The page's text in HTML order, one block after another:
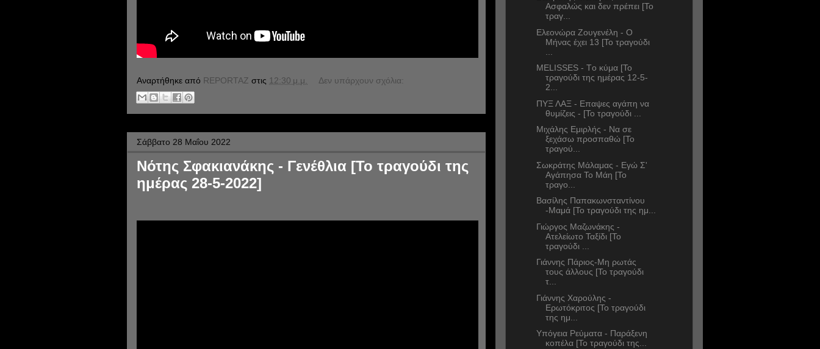
Αναρτήθηκε από REPORTAZ στις 12:30 μ.μ. Δεν υπάρχουν σχόλια:
Σάββατο 28 Μαΐου 2022
Νότης Σφακιανάκης - Γενέθλια [Το τραγούδι της
ημέρας 28-5-2022]
Ασφαλώς και δεν πρέπει [Το
τραγ...
Ελεονώρα Ζουγενέλη - Ο
Μήνας έχει 13 [Το τραγούδι
MELISSES - Tο κύμα [Το
τραγούδι της ημέρας 12-5-
2...
ΠΥΞ ΛΑΞ - Επαψες αγάπη να
θυμίζεις - [Το τραγούδι ...
Μιχάλης Εμιρλής - Να σε
ξεχάσω προσπαθώ [Το
τραγού...
Σωκράτης Μάλαμας - Εγώ Σ'
Αγάπησα Το Μάη [Το
τραγο...
Βασίλης Παπακωνσταντίνου
-Μαμά [Το τραγούδι της ημ...
Γιώργος Μαζωνάκης -
Ατελείωτο Ταξίδι [Το
τραγούδι ...
Γιάννης Πάριος-Μη ρωτάς
τους άλλους [Το τραγούδι
τ...
Γιάννης Χαρούλης -
Ερωτόκριτος [Το τραγούδι
της ημ...
Υπόγεια Ρεύματα - Παράξενη
κοπέλα [Το τραγούδι της...